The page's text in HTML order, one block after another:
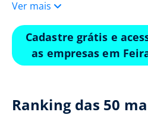
Ver mais
Cadastre grátis e
as empresas em
Ranking das 50